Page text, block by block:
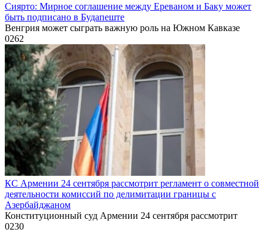
Сиярто: Мирное соглашение между Ереваном и Баку может
быть подписано в Будапеште
Венгрия может сыграть важную роль на Южном Кавказе
0262
КС Армении 24 сентября рассмотрит регламент о совместной
деятельности комиссий по делимитации границы с
Азербайджаном
Конституционный суд Армении 24 сентября рассмотрит
0230